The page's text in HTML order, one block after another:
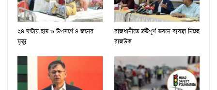
২৪ ঘণ্টায় হাম ও উপসর্গে ৪ জনের
মৃত্যু
রাজধানীতে ত্রুটিপূর্ণ ভবনে ব্যবস্থা নিচ্ছে
রাজউক